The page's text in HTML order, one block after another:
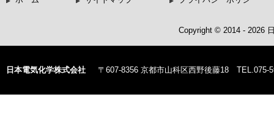
Copyright © 2014 - 2026
日本電気化学株式会社 〒607-8356 京都市山科区西野後藤18 TEL.075-